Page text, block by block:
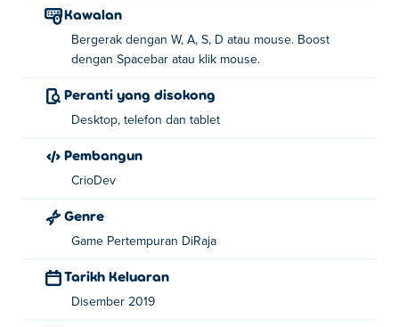
Kawalan
Bergerak dengan W, A, S, D atau mouse. Boost
dengan Spacebar atau klik mouse.
Peranti yang disokong
Desktop, telefon dan tablet
Pembangun
CrioDev
Genre
Game Pertempuran DiRaja
Tarikh Keluaran
Disember 2019